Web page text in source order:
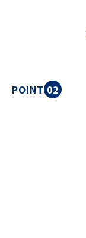
POINT